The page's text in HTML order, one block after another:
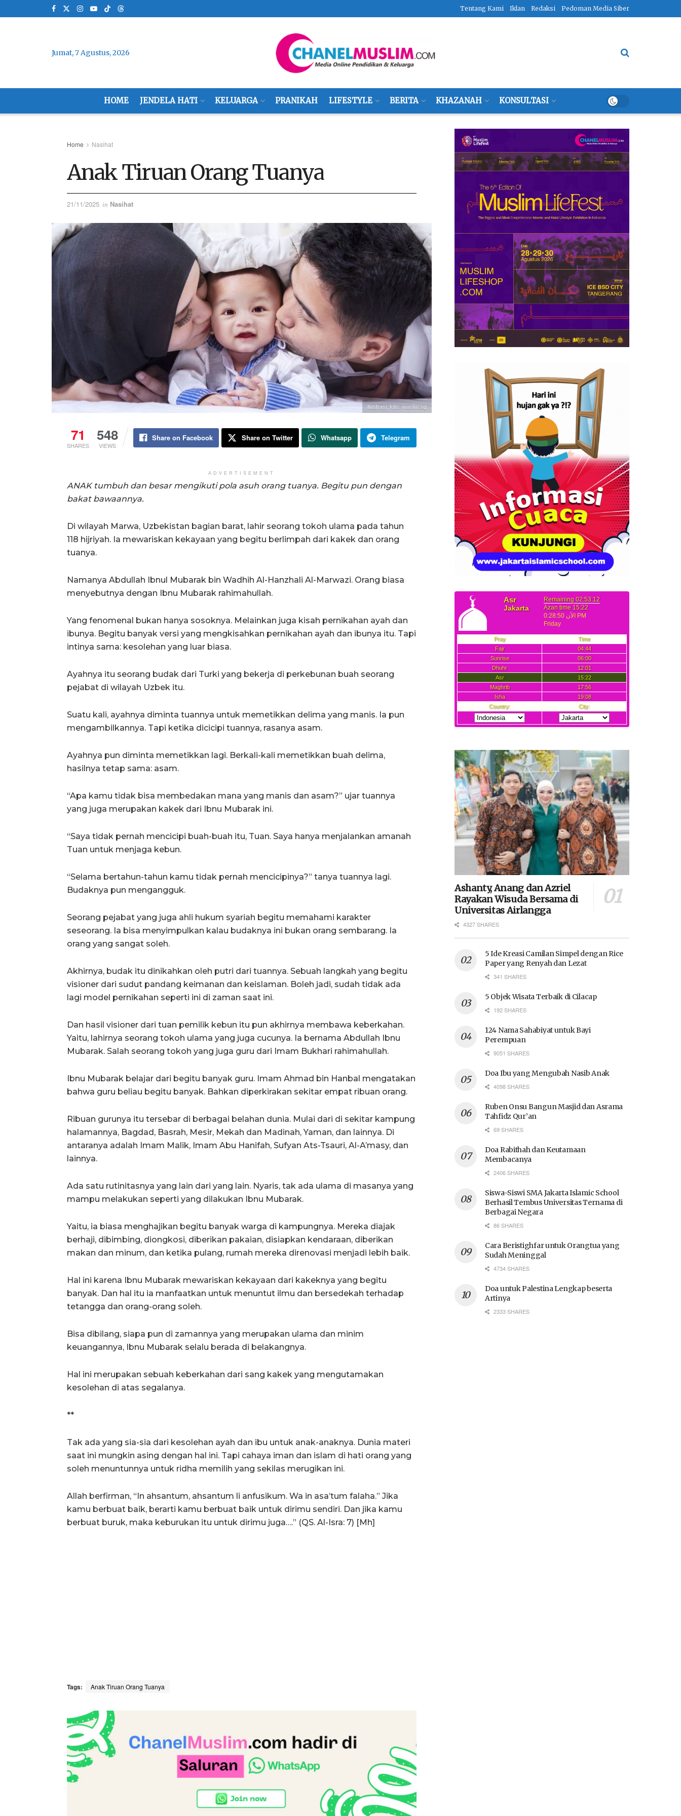
Tentang Kami Iklan Redaksi Pedoman Media Siber
Jumat, 7 Agustus, 2026
HOME JENDELA HATI KELUARGA PRANIKAH LIFESTYLE BERITA KHAZANAH KONSULTASI
Home Nasihat
Anak Tiruan Orang Tuanya
21/11/2025 in Nasihat
Ilustrasi, foto: muslim.sg
71
SHARES
548
VIEWS
Share on Facebook Share on Twitter Whatsapp Telegram
ADVERTISEMENT
ANAK tumbuh dan besar mengikuti pola asuh orang tuanya. Begitu pun dengan
bakat bawaannya.
Di wilayah Marwa, Uzbekistan bagian barat, lahir seorang tokoh ulama pada tahun
118 hijriyah. Ia mewariskan kekayaan yang begitu berlimpah dari kakek dan orang
tuanya.
Namanya Abdullah Ibnul Mubarak bin Wadhih Al-Hanzhali Al-Marwazi. Orang biasa
menyebutnya dengan Ibnu Mubarak rahimahullah.
Yang fenomenal bukan hanya sosoknya. Melainkan juga kisah pernikahan ayah dan
ibunya. Begitu banyak versi yang mengkisahkan pernikahan ayah dan ibunya itu. Tapi
intinya sama: kesolehan yang luar biasa.
Ayahnya itu seorang budak dari Turki yang bekerja di perkebunan buah seorang
pejabat di wilayah Uzbek itu.
Suatu kali, ayahnya diminta tuannya untuk memetikkan delima yang manis. Ia pun
mengambilkannya. Tapi ketika dicicipi tuannya, rasanya asam.
Ayahnya pun diminta memetikkan lagi. Berkali-kali memetikkan buah delima,
hasilnya tetap sama: asam.
“Apa kamu tidak bisa membedakan mana yang manis dan asam?” ujar tuannya
yang juga merupakan kakek dari Ibnu Mubarak ini.
“Saya tidak pernah mencicipi buah-buah itu, Tuan. Saya hanya menjalankan amanah
Tuan untuk menjaga kebun.
“Selama bertahun-tahun kamu tidak pernah mencicipinya?” tanya tuannya lagi.
Budaknya pun mengangguk.
Seorang pejabat yang juga ahli hukum syariah begitu memahami karakter
seseorang. Ia bisa menyimpulkan kalau budaknya ini bukan orang sembarang. Ia
orang yang sangat soleh.
Akhirnya, budak itu dinikahkan oleh putri dari tuannya. Sebuah langkah yang begitu
visioner dari sudut pandang keimanan dan keislaman. Boleh jadi, sudah tidak ada
lagi model pernikahan seperti ini di zaman saat ini.
Dan hasil visioner dari tuan pemilik kebun itu pun akhirnya membawa keberkahan.
Yaitu, lahirnya seorang tokoh ulama yang juga cucunya. Ia bernama Abdullah Ibnu
Mubarak. Salah seorang tokoh yang juga guru dari Imam Bukhari rahimahullah.
Ibnu Mubarak belajar dari begitu banyak guru. Imam Ahmad bin Hanbal mengatakan
bahwa guru beliau begitu banyak. Bahkan diperkirakan sekitar empat ribuan orang.
Ribuan gurunya itu tersebar di berbagai belahan dunia. Mulai dari di sekitar kampung
halamannya, Bagdad, Basrah, Mesir, Mekah dan Madinah, Yaman, dan lainnya. Di
antaranya adalah Imam Malik, Imam Abu Hanifah, Sufyan Ats-Tsauri, Al-A’masy, dan
lainnya.
Ada satu rutinitasnya yang lain dari yang lain. Nyaris, tak ada ulama di masanya yang
mampu melakukan seperti yang dilakukan Ibnu Mubarak.
Yaitu, ia biasa menghajikan begitu banyak warga di kampungnya. Mereka diajak
berhaji, dibimbing, diongkosi, diberikan pakaian, disiapkan kendaraan, diberikan
makan dan minum, dan ketika pulang, rumah mereka direnovasi menjadi lebih baik.
Hal ini karena Ibnu Mubarak mewariskan kekayaan dari kakeknya yang begitu
banyak. Dan hal itu ia manfaatkan untuk menuntut ilmu dan bersedekah terhadap
tetangga dan orang-orang soleh.
Bisa dibilang, siapa pun di zamannya yang merupakan ulama dan minim
keuangannya, Ibnu Mubarak selalu berada di belakangnya.
Hal ini merupakan sebuah keberkahan dari sang kakek yang mengutamakan
kesolehan di atas segalanya.
**
Tak ada yang sia-sia dari kesolehan ayah dan ibu untuk anak-anaknya. Dunia materi
saat ini mungkin asing dengan hal ini. Tapi cahaya iman dan islam di hati orang yang
soleh menuntunnya untuk ridha memilih yang sekilas merugikan ini.
Allah berfirman, “In ahsantum, ahsantum li anfusikum. Wa in asa’tum falaha.” Jika
kamu berbuat baik, berarti kamu berbuat baik untuk dirimu sendiri. Dan jika kamu
berbuat buruk, maka keburukan itu untuk dirimu juga….” (QS. Al-Isra: 7) [Mh]
Tags: Anak Tiruan Orang Tuanya
Ashanty, Anang dan Azriel
Rayakan Wisuda Bersama di
Universitas Airlangga
4327 SHARES
5 Ide Kreasi Camilan Simpel dengan Rice
Paper yang Renyah dan Lezat
341 SHARES
5 Objek Wisata Terbaik di Cilacap
192 SHARES
124 Nama Sahabiyat untuk Bayi
Perempuan
9051 SHARES
Doa Ibu yang Mengubah Nasib Anak
4098 SHARES
Ruben Onsu Bangun Masjid dan Asrama
Tahfidz Qur’an
69 SHARES
Doa Rabithah dan Keutamaan
Membacanya
2406 SHARES
Siswa-Siswi SMA Jakarta Islamic School
Berhasil Tembus Universitas Ternama di
Berbagai Negara
86 SHARES
Cara Beristighfar untuk Orangtua yang
Sudah Meninggal
4734 SHARES
Doa untuk Palestina Lengkap beserta
Artinya
2333 SHARES